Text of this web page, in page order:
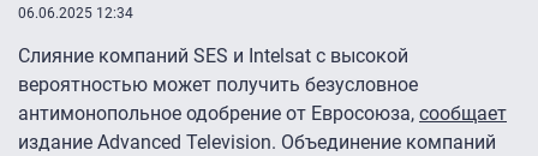
06.06.2025 12:34
Слияние компаний SES и Intelsat с высокой
вероятностью может получить безусловное
антимонопольное одобрение от Евросоюза, сообщает
издание Advanced Television. Объединение компаний